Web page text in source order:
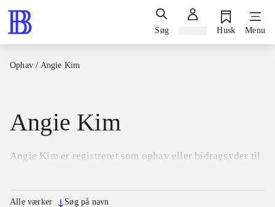
Søg Husk Menu
Ophav / Angie Kim
Angie Kim
Angie Kim er registreret som ophav eller bidragsyder til
Alle værker Søg på navn